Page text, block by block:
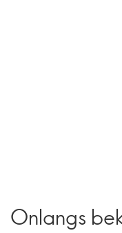
Onlangs